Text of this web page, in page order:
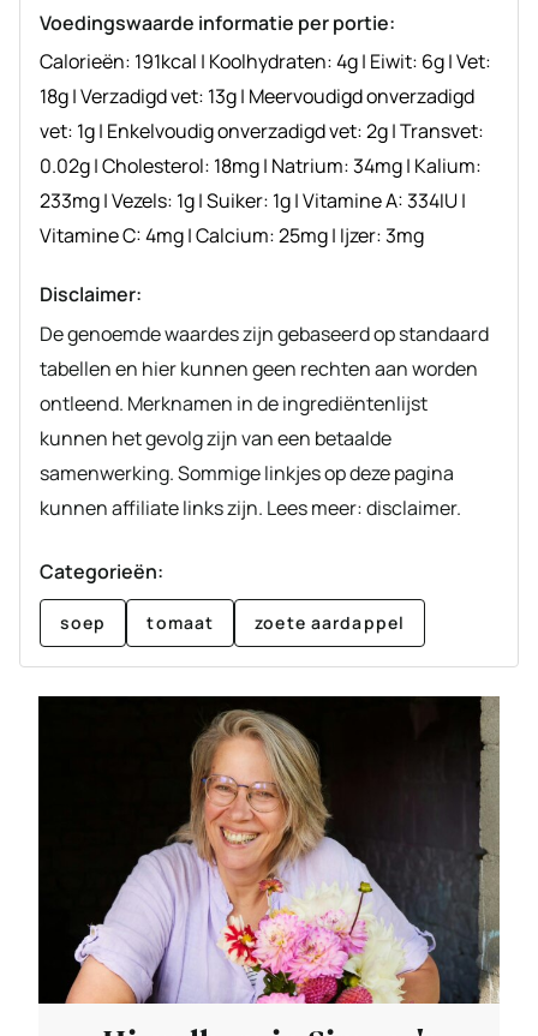
Voedingswaarde informatie per portie:
Calorieën: 191kcal | Koolhydraten:4g| Eiwit: 6g|Vet:
18g|Verzadigd vet: 13g| Meervoudigd onverzadigd
vet: 1g| Enkelvoudig onverzadigd vet:2g|Transvet:
0.02g|Cholesterol: 18mg| Natrium:34mg| Kalium:
233mg|Vezels: 1g|Suiker: 1g|Vitamine A:334IU|
Vitamine C:4mg|Calcium:25mg| Ijzer:3mg
Disclaimer:
De genoemde waardes zijn gebaseerd op standaard
tabellen en hier kunnen geen rechten aan worden
ontleend. Merknamen in de ingrediëntenlijst
kunnen het gevolg zijn van een betaalde
samenwerking. Sommige linkjes op deze pagina
kunnen affiliate links zijn. Lees meer: disclaimer.
Categorieën:
soep tomaat zoete aardappel